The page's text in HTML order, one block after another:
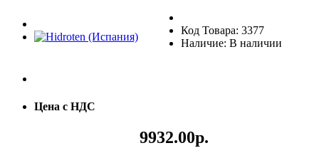
Код Товара: 3377
Наличие: В наличии
Цена с НДС
9932.00р.